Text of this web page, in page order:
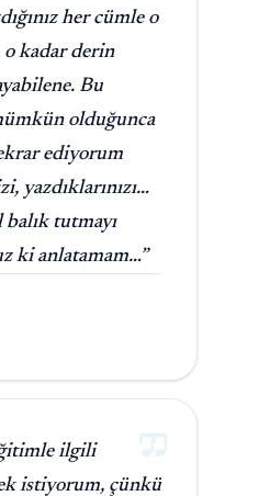
her cümle o
kadar derin
Bu
olduğunca
ediyorum
yazdıklarınızı…
tutmayı
ki anlatamam…”
ilgili
istiyorum, çünkü